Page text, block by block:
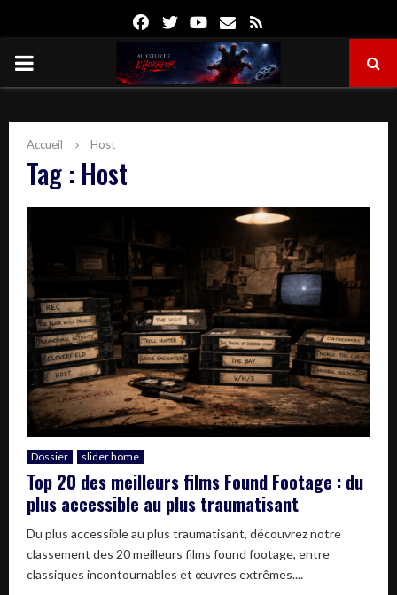
FacebookTwitterYoutube
Email
PRIMARY
Accueil Host
Tag : Host
Dossier slider home
Top 20 des meilleurs films Found Footage : du
plus accessible au plus traumatisant
Du plus accessible au plus traumatisant, découvrez notre
classement des 20 meilleurs films found footage, entre
classiques incontournables et œuvres extrêmes....